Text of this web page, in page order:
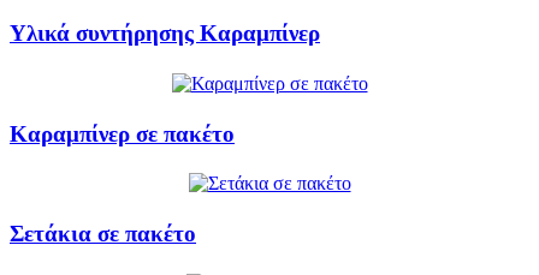
Υλικά συντήρησης Καραμπίνερ
Καραμπίνερ σε πακέτο
Σετάκια σε πακέτο